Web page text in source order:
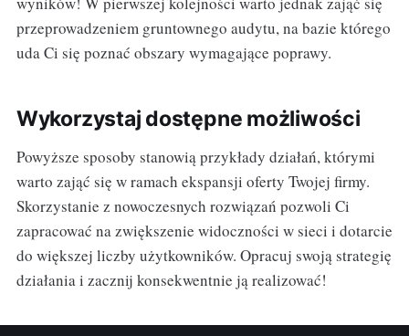
przeprowadzeniem gruntownego audytu, na bazie którego
uda Ci się poznać obszary wymagające poprawy.
Wykorzystaj dostępne możliwości
Powyższe sposoby stanowią przykłady działań, którymi
warto zająć się w ramach ekspansji oferty Twojej firmy.
Skorzystanie z nowoczesnych rozwiązań pozwoli Ci
zapracować na zwiększenie widoczności w sieci i dotarcie
do większej liczby użytkowników. Opracuj swoją strategię
działania i zacznij konsekwentnie ją realizować!